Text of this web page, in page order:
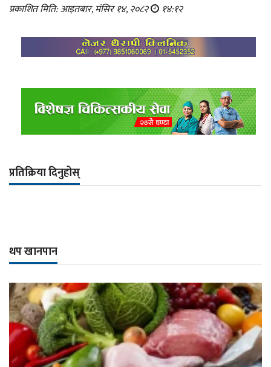
प्रकाशित मिति: आइतबार, मंसिर १४, २०८२ १४:१२
प्रतिक्रिया दिनुहोस्
थप खानपान